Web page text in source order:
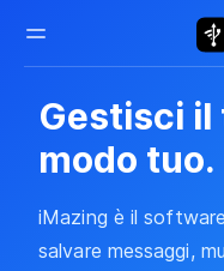
Gestisci il
modo tuo.
iMazing è il
salvare messaggi,